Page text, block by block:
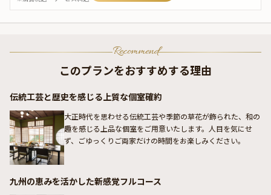
Recommend
このプランをおすすめする理由
伝統工芸と歴史を感じる上質な個室確約
大正時代を思わせる伝統工芸や季節の草花が飾られた、和の
趣を感じる上品な個室をご用意いたします。人目を気にせ
ず、ごゆっくりご両家だけの時間をお楽しみください。
九州の恵みを活かした新感覚フルコース